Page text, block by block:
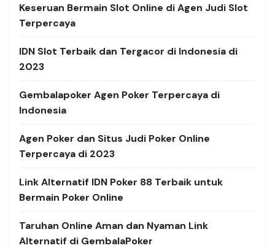
Keseruan Bermain Slot Online di Agen Judi Slot
Terpercaya
IDN Slot Terbaik dan Tergacor di Indonesia di
2023
Gembalapoker Agen Poker Terpercaya di
Indonesia
Agen Poker dan Situs Judi Poker Online
Terpercaya di 2023
Link Alternatif IDN Poker 88 Terbaik untuk
Bermain Poker Online
Taruhan Online Aman dan Nyaman Link
Alternatif di GembalaPoker